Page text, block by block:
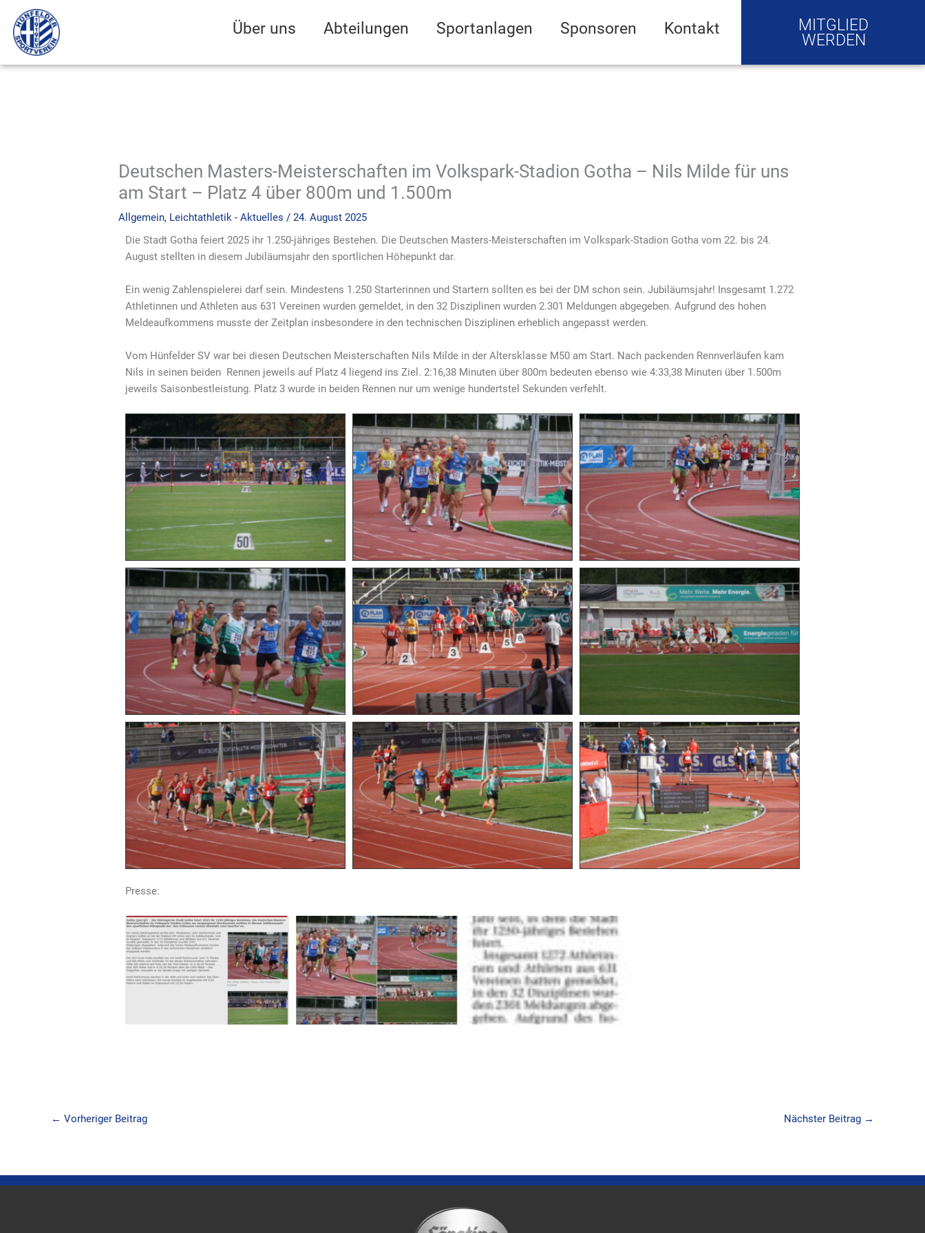
Inhalt
springen
Über uns Abteilungen Sportanlagen Sponsoren Kontakt
MITGLIED
WERDEN
Deutschen Masters-Meisterschaften im Volkspark-Stadion Gotha – Nils Milde für uns
am Start – Platz 4 über 800m und 1.500m
Allgemein, Leichtathletik - Aktuelles /24. August 2025
Die Stadt Gotha feiert 2025 ihr 1.250-jähriges Bestehen. Die Deutschen Masters-Meisterschaften im Volkspark-Stadion Gotha vom 22. bis 24.
August stellten in diesem Jubiläumsjahr den sportlichen Höhepunkt dar.
Ein wenig Zahlenspielerei darf sein. Mindestens 1.250 Starterinnen und Startern sollten es bei der DM schon sein. Jubiläumsjahr! Insgesamt 1.272
Athletinnen und Athleten aus 631 Vereinen wurden gemeldet, in den 32 Disziplinen wurden 2.301 Meldungen abgegeben. Aufgrund des hohen
Meldeaufkommens musste der Zeitplan insbesondere in den technischen Disziplinen erheblich angepasst werden.
Vom Hünfelder SV war bei diesen Deutschen Meisterschaften Nils Milde in der Altersklasse M50 am Start. Nach packenden Rennverläufen kam
Nils in seinen beiden Rennen jeweils auf Platz 4 liegend ins Ziel. 2:16,38 Minuten über 800m bedeuten ebenso wie 4:33,38 Minuten über 1.500m
jeweils Saisonbestleistung. Platz 3 wurde in beiden Rennen nur um wenige hundertstel Sekunden verfehlt.
Presse:
← Vorheriger Beitrag Nächster Beitrag →